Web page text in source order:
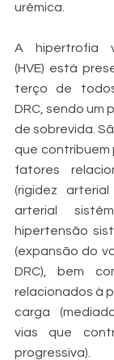
urêmica.
A hipertrofia
(HVE) está
terço de
DRC, sendo um
de sobrevida.
que contribuem
fatores
(rigidez
arterial
hipertensão
(expansão do
DRC), bem
relacionados à
carga
vias que
progressiva).